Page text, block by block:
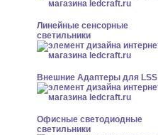
Линейные сенсорные
светильники
Внешние Адаптеры для LSS
Офисные светодиодные
светильники